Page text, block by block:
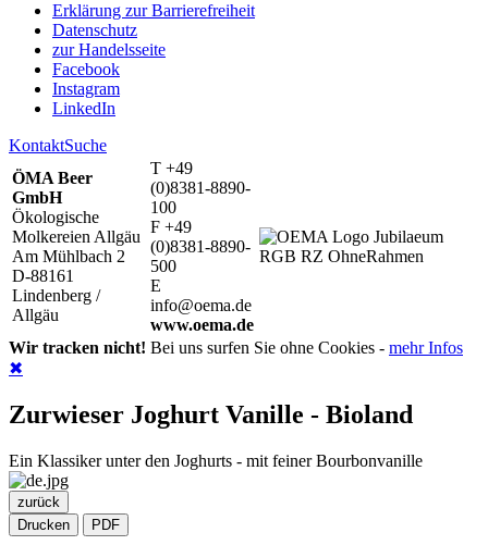
Erklärung zur Barrierefreiheit
Datenschutz
zur Handelsseite
Facebook
Instagram
LinkedIn
KontaktSuche
ÖMA Beer
GmbH
Ökologische
Molkereien Allgäu
Am Mühlbach 2
D-88161
Lindenberg /
Allgäu
T +49
(0)8381-8890-
100
F +49
(0)8381-8890-
500
E
info@oema.de
www.oema.de
Wir tracken nicht! Bei uns surfen Sie ohne Cookies - mehr Infos
✖
Zurwieser Joghurt Vanille - Bioland
Ein Klassiker unter den Joghurts - mit feiner Bourbonvanille
zurück
Drucken
PDF